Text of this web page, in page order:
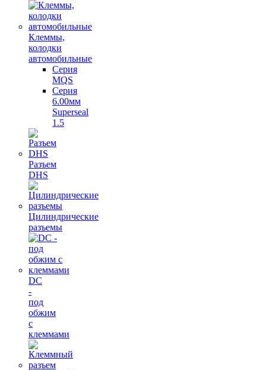
Клеммы,
колодки
автомобильные
Серия
MQS
Серия
6.00мм
Superseal
1.5
Разъем
DHS
Цилиндрические
разъемы
DC
-
под
обжим
с
клеммами